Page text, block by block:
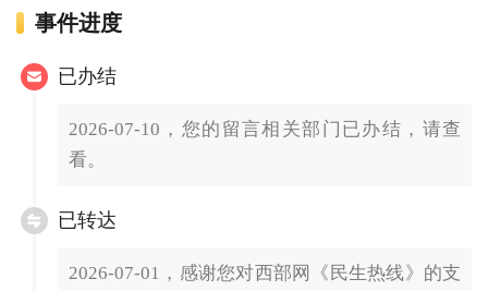
事件进度
已办结
2026-07-10，您的留言相关部门已办结，请查
看。
已转达
2026-07-01，感谢您对西部网《民生热线》的支